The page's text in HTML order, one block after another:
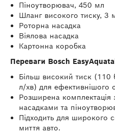
Піноутворювач, 450 мл
Шланг високого тиску, 3
Роторна насадка
Віялова насадка
Картонна коробка
Переваги Bosch
Більш високий тиск (110
л/хв) для ефективнішого
Розширена
насадками та
Підходить для широкого
миття авто.